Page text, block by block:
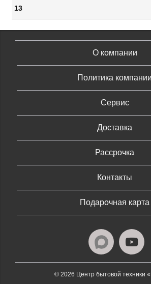
13
О компании
Политика компании
Сервис
Доставка
Рассрочка
Контакты
Подарочная карта
© 2026 Центр бытовой техники